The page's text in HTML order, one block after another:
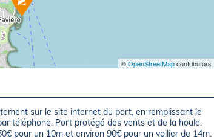
©OpenStreetMapcontributors
sur le site internet du port, en remplissant le
téléphone. Port protégé des vents et de la houle.
pour un 10m et environ 90€ pour un voilier de 14m.